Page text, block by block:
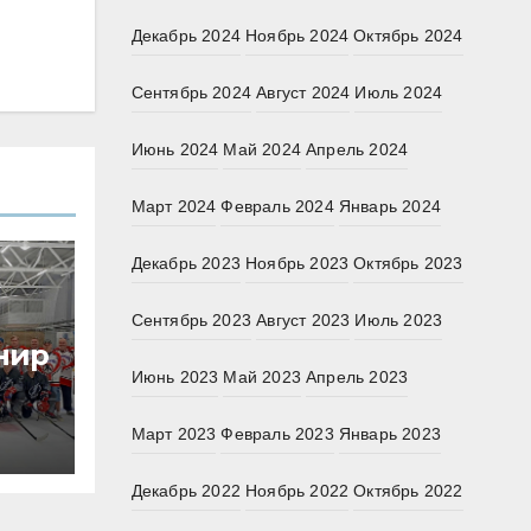
Декабрь 2024 Ноябрь 2024 Октябрь 2024
Сентябрь 2024 Август 2024 Июль 2024
Июнь 2024 Май 2024 Апрель 2024
Март 2024 Февраль 2024 Январь 2024
Декабрь 2023 Ноябрь 2023 Октябрь 2023
Сентябрь 2023 Август 2023 Июль 2023
Июнь 2023 Май 2023 Апрель 2023
Март 2023 Февраль 2023 Январь 2023
Декабрь 2022 Ноябрь 2022 Октябрь 2022